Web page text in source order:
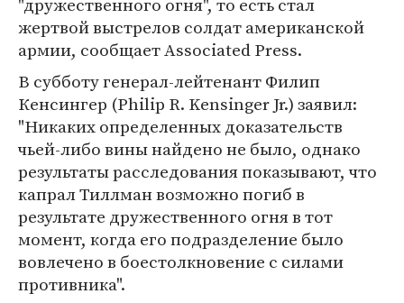
жертвой выстрелов солдат американской
армии, сообщает Associated Press.
В субботу генерал-лейтенант Филип
Кенсингер (Philip R. Kensinger Jr.) заявил:
"Никаких определенных доказательств
чьей-либо вины найдено не было, однако
результаты расследования показывают, что
капрал Тиллман возможно погиб в
результате дружественного огня в тот
момент, когда его подразделение было
вовлечено в боестолкновение с силами
противника".